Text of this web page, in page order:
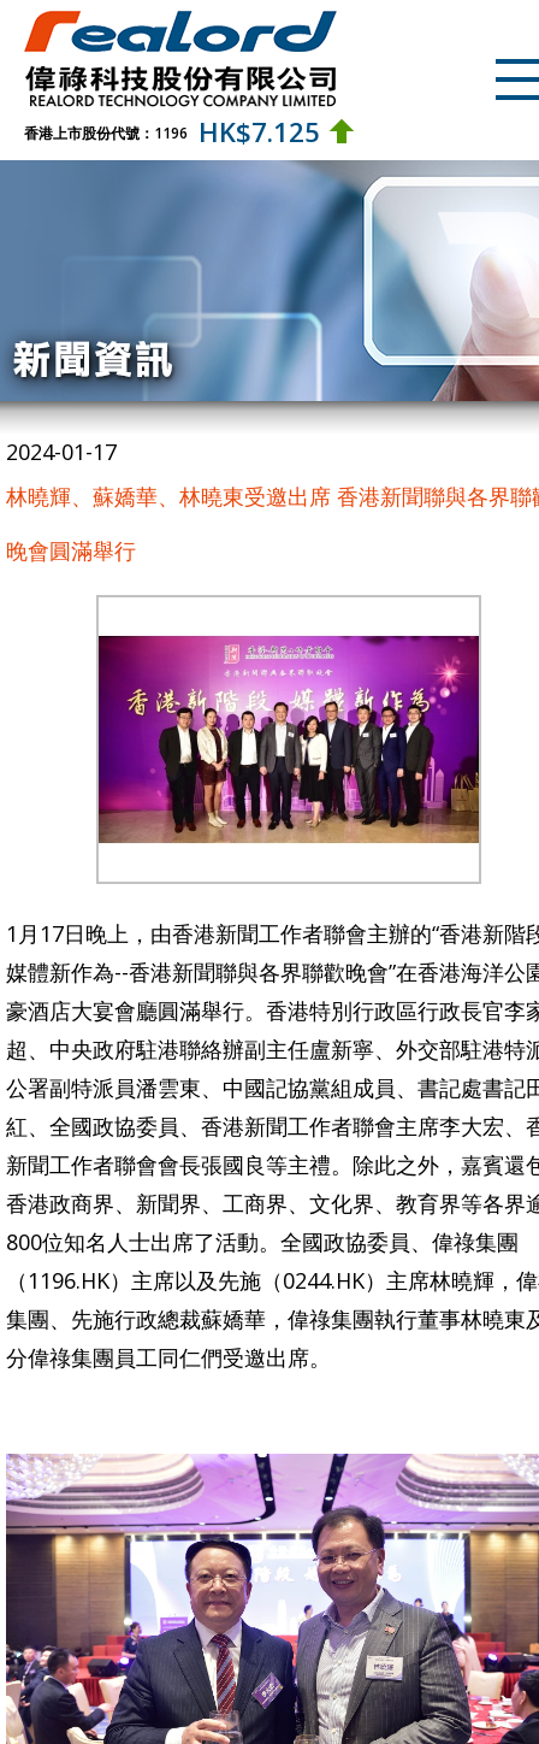
香港上市股份代號：1196 HK$7.125
2024-01-17
林曉輝、蘇嬌華、林曉東受邀出席 香港新聞聯與各界聯
晚會圓滿舉行
1月17日晚上，由香港新聞工作者聯會主辦的“香港新階
媒體新作為--香港新聞聯與各界聯歡晚會”在香港海洋公
豪酒店大宴會廳圓滿舉行。香港特別行政區行政長官李
超、中央政府駐港聯絡辦副主任盧新寧、外交部駐港特
公署副特派員潘雲東、中國記協黨組成員、書記處書記
紅、全國政協委員、香港新聞工作者聯會主席李大宏、
新聞工作者聯會會長張國良等主禮。除此之外，嘉賓還
香港政商界、新聞界、工商界、文化界、教育界等各界
800位知名人士出席了活動。全國政協委員、偉祿集團
（1196.HK）主席以及先施（0244.HK）主席林曉輝，
集團、先施行政總裁蘇嬌華，偉祿集團執行董事林曉東
分偉祿集團員工同仁們受邀出席。